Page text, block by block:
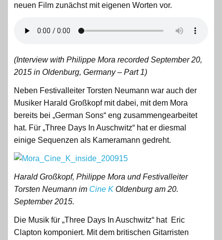
neuen Film zunächst mit eigenen Worten vor.
(Interview with Philippe Mora recordedSeptember 20,
2015 in Oldenburg, Germany– Part 1)
Neben Festivalleiter Torsten Neumann war auch der
Musiker Harald Großkopf mit dabei, mit dem Mora
bereits bei „German Sons“ eng zusammengearbeitet
hat. Für „Three Days In Auschwitz“ hat er diesmal
einige Sequenzen als Kameramann gedreht.
Harald Großkopf, Philippe Mora und Festivalleiter
Torsten Neumann im Cine K Oldenburg am 20.
September 2015.
Die Musik für „Three Days In Auschwitz“ hat Eric
Clapton komponiert. Mit dem britischen Gitarristen